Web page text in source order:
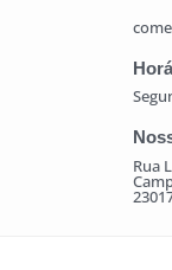
Rua